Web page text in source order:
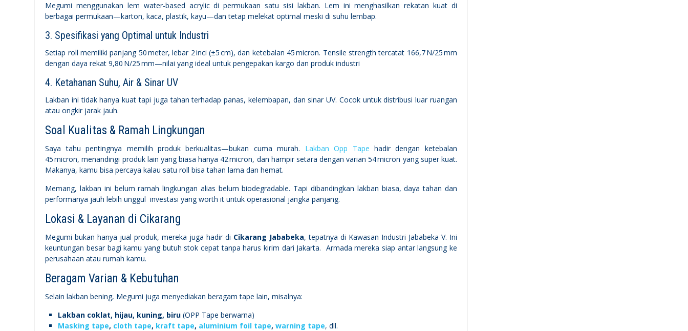
Megumi menggunakan lem water-based acrylic di permukaan satu sisi lakban. Lem ini menghasilkan rekatan kuat di
berbagai permukaan—karton, kaca, plastik, kayu—dan tetap melekat optimal meski di suhu lembap.
3. Spesifikasi yang Optimal untuk Industri
Setiap roll memiliki panjang 50 meter, lebar 2 inci (±5 cm), dan ketebalan 45 micron. Tensile strength tercatat 166,7 N/25 mm
dengan daya rekat 9,80 N/25 mm—nilai yang ideal untuk pengepakan kargo dan produk industri
4. Ketahanan Suhu, Air & Sinar UV
Lakban ini tidak hanya kuat tapi juga tahan terhadap panas, kelembapan, dan sinar UV. Cocok untuk distribusi luar ruangan
atau ongkir jarak jauh.
Soal Kualitas & Ramah Lingkungan
Saya tahu pentingnya memilih produk berkualitas—bukan cuma murah. Lakban Opp Tape hadir dengan ketebalan
45 micron, menandingi produk lain yang biasa hanya 42 micron, dan hampir setara dengan varian 54 micron yang super kuat.
Makanya, kamu bisa percaya kalau satu roll bisa tahan lama dan hemat.
Memang, lakban ini belum ramah lingkungan alias belum biodegradable. Tapi dibandingkan lakban biasa, daya tahan dan
performanya jauh lebih unggul investasi yang worth it untuk operasional jangka panjang.
Lokasi & Layanan di Cikarang
Megumi bukan hanya jual produk, mereka juga hadir di Cikarang Jababeka, tepatnya di Kawasan Industri Jababeka V. Ini
keuntungan besar bagi kamu yang butuh stok cepat tanpa harus kirim dari Jakarta. Armada mereka siap antar langsung ke
perusahaan atau rumah kamu.
Beragam Varian & Kebutuhan
Selain lakban bening, Megumi juga menyediakan beragam tape lain, misalnya:
Lakban coklat, hijau, kuning, biru (OPP Tape berwarna)
Masking tape, cloth tape, kraft tape, aluminium foil tape,warning tape, dll.